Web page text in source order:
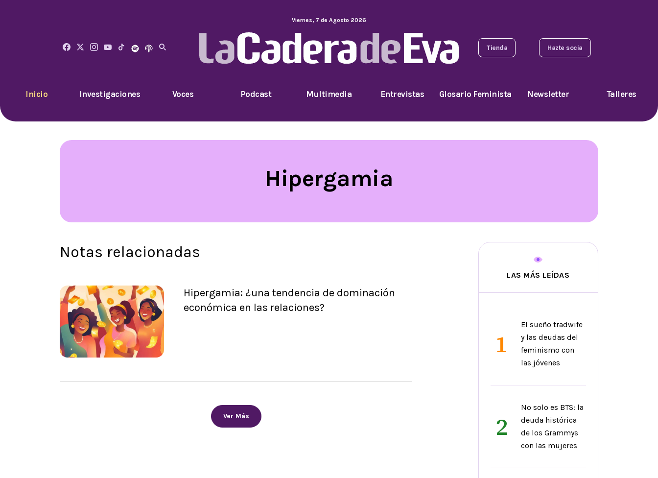
Viernes, 7 de Agosto 2026
Tienda Hazte socia
Inicio Investigaciones Voces Podcast Multimedia Entrevistas Glosario Feminista Newsletter Talleres
Hipergamia
Notas relacionadas
Hipergamia: ¿una tendencia de dominación
económica en las relaciones?
Ver Más
LAS MÁS LEÍDAS
1
El sueño tradwife
y las deudas del
feminismo con
las jóvenes
2
No solo es BTS: la
deuda histórica
de los Grammys
con las mujeres